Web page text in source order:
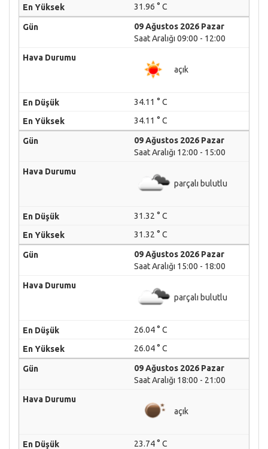
31.96 ° C
09 Ağustos 2026 Pazar
Saat Aralığı 09:00 - 12:00
açık
34.11 ° C
34.11 ° C
09 Ağustos 2026 Pazar
Saat Aralığı 12:00 - 15:00
parçalı bulutlu
31.32 ° C
31.32 ° C
09 Ağustos 2026 Pazar
Saat Aralığı 15:00 - 18:00
parçalı bulutlu
26.04 ° C
26.04 ° C
09 Ağustos 2026 Pazar
Saat Aralığı 18:00 - 21:00
açık
23.74 ° C